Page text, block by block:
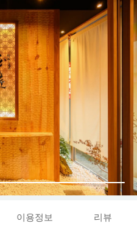
이용정보 리뷰